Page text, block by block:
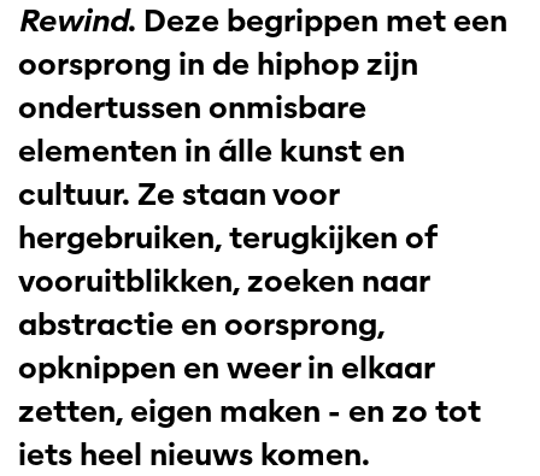
Rewind. Deze begrippen met een
oorsprong in de hiphop zijn
ondertussen onmisbare
elementen in álle kunst en
cultuur. Ze staan voor
hergebruiken, terugkijken of
vooruitblikken, zoeken naar
abstractie en oorsprong,
opknippen en weer in elkaar
zetten, eigen maken - en zo tot
iets heel nieuws komen.